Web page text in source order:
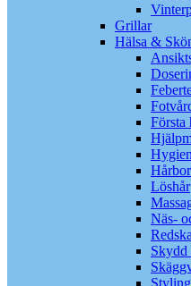
Grillar
Hälsa &
Första
Hygien
Löshår
Näs-
Skydd